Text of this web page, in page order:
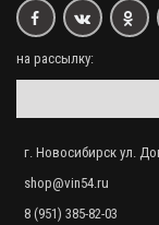
Рулевая
Рулевая
на рассылку:
г. Новосибирск ул.
shop@vin54.ru
8 (951) 385-82-03